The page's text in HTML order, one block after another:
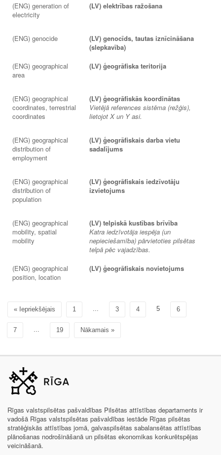
(ENG) generation of
electricity
(LV) elektrības ražošana
(ENG) genocide
(LV) genocīds, tautas iznīcināšana
(slepkavība)
(ENG) geographical
area
(LV) ģeogrāfiska teritorija
(ENG) geographical
coordinates, terrestrial
coordinates
(LV) ģeogrāfiskās koordinātas
Vietējā references sistēma (režģis),
lietojot X un Y asi.
(ENG) geographical
distribution of
employment
(LV) ģeogrāfiskais darba vietu
sadalījums
(ENG) geographical
distribution of
population
(LV) ģeogrāfiskais iedzīvotāju
izvietojums
(ENG) geographical
mobility, spatial
mobility
(LV) telpiskā kustības brīvība
Katra iedzīvotāja iespēja (un
nepieciešamība) pārvietoties pilsētas
telpā pēc vajadzības.
(ENG) geographical
position, location
(LV) ģeogrāfiskais novietojums
« Iepriekšējais 1 3 4 5 6
7 19 Nākamais »
Rīgas valstspilsētas pašvaldības Pilsētas attīstības departaments ir
vadošā Rīgas valstspilsētas pašvaldības iestāde Rīgas pilsētas
stratēģiskās attīstības jomā, galvaspilsētas sabalansētas attīstības
plānošanas nodrošināšanā un pilsētas ekonomikas konkurētspējas
veicināšanā.